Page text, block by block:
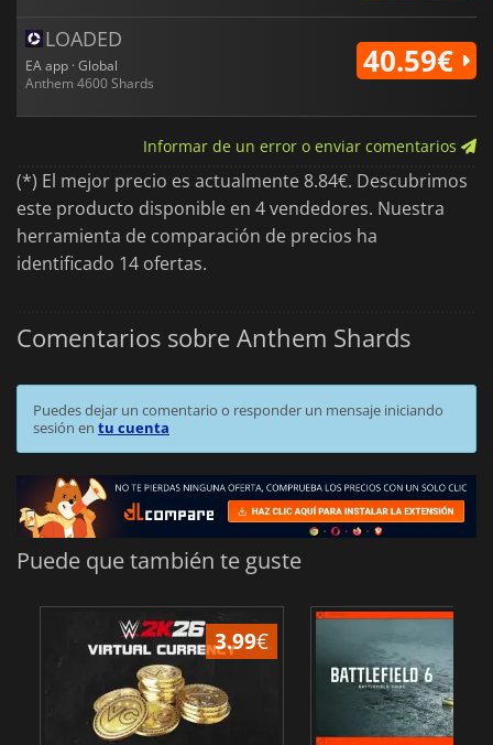
LOADED
EA app · Global
Anthem 4600 Shards
40.59€
Informar de un error o enviar comentarios
(*) El mejor precio es actualmente 8.84€. Descubrimos
este producto disponible en 4 vendedores. Nuestra
herramienta de comparación de precios ha
identificado 14 ofertas.
Comentarios sobre Anthem Shards
Puedes dejar un comentario o responder un mensaje iniciando
sesión en tu cuenta
Puede que también te guste
3.99€